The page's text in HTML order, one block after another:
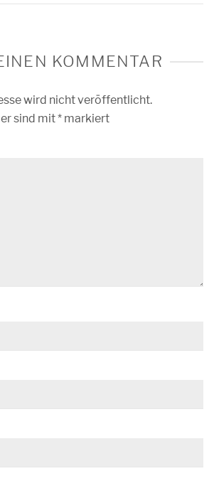
KOMMENTAR
wird nicht veröffentlicht.
sind mit* markiert